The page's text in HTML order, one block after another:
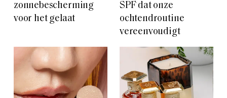
zonnebescherming
voor het gelaat
SPF dat onze
ochtendroutine
vereenvoudigt